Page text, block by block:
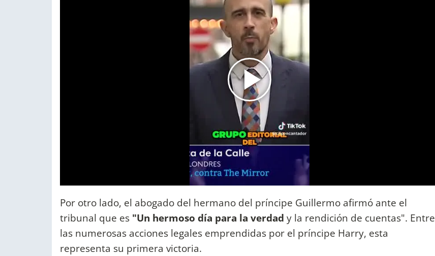
Por otro lado, el abogado del hermano del príncipe Guillermo afirmó ante el
tribunal que es "Un hermoso día para la verdad y la rendición de cuentas". Entre
las numerosas acciones legales emprendidas por el príncipe Harry, esta
representa su primera victoria.